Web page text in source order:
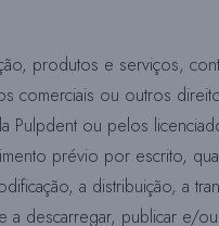
produtos e serviços,
comerciais ou outros
Pulpdent ou pelos
prévio por escrito,
a distribuição, a
a descarregar, publicar e/